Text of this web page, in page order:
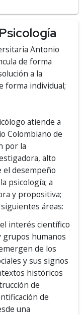
Antonio
de forma
a la
forma individual;
atiende a
Colombiano de
por la
alto
desempeño
psicología; a
y propositiva;
áreas:
interés científico
grupos humanos
de los
y sus signos
históricos
de
de
una